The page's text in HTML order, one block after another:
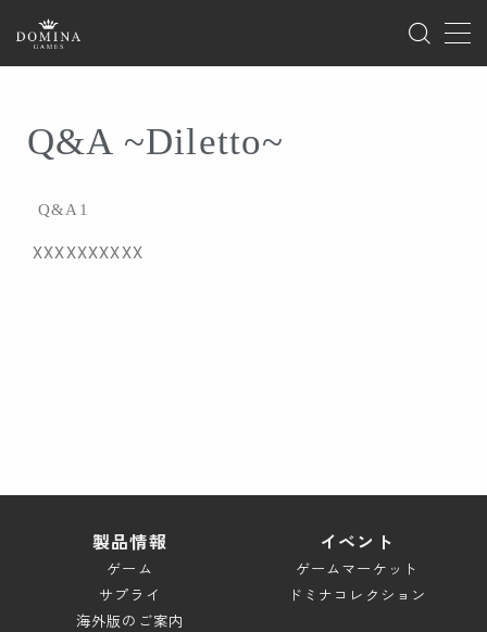
ホーム
製品情報
ゲーム
スペシャル
ブレイドロンド ドキュメント
キャンペーン
Q&A ~Diletto~
Q&A1
XXXXXXXXXX
製品情報
ゲーム
サプライ
海外版のご案内
イベント
ゲームマーケット
ドミナコレクション